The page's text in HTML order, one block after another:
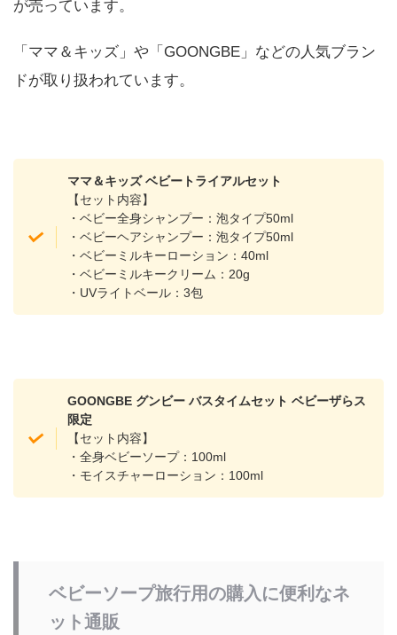
が売っています。
「ママ＆キッズ」や「GOONGBE」などの人気ブラン
ドが取り扱われています。
ママ＆キッズ ベビートライアルセット
【セット内容】
・ベビー全身シャンプー：泡タイプ50ml
・ベビーヘアシャンプー：泡タイプ50ml
・ベビーミルキーローション：40ml
・ベビーミルキークリーム：20g
・UVライトベール：3包
GOONGBE グンビー バスタイムセット ベビーザらス
限定
【セット内容】
・全身ベビーソープ：100ml
・モイスチャーローション：100ml
ベビーソープ旅行用の購入に便利なネ
ット通販